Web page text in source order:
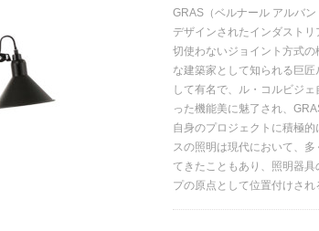
GRAS（ベルナール アルバ
デザインされたインダスト
切使わないジョイント方式
な建築家として知られる巨
して有名で、ル・コルビジ
った機能美に魅了され、
自身のプロジェクトに積極
スの照明は現代において、
てきたこともあり、照明器
プの原点として位置付けされ